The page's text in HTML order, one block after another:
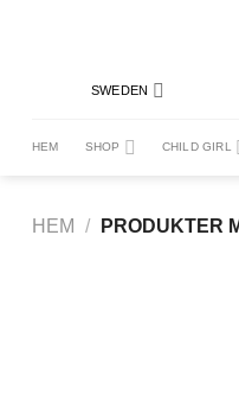
SWEDEN
HEM SHOP CHILD GIRL
HEM / PRODUKTER